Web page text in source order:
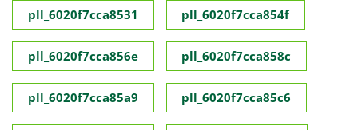
pll_6020f7cca8531 pll_6020f7cca854f
pll_6020f7cca856e pll_6020f7cca858c
pll_6020f7cca85a9 pll_6020f7cca85c6